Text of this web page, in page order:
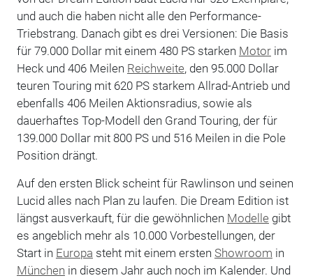
und auch die haben nicht alle den Performance-
Triebstrang. Danach gibt es drei Versionen: Die Basis
für 79.000 Dollar mit einem 480 PS starken Motorim
Heck und 406 Meilen Reichweite, den 95.000 Dollar
teuren Touring mit 620 PS starkem Allrad-Antrieb und
ebenfalls 406 Meilen Aktionsradius, sowie als
dauerhaftes Top-Modell den Grand Touring, der für
139.000 Dollar mit 800 PS und 516 Meilen in die Pole
Position drängt.
Auf den ersten Blick scheint für Rawlinson und seinen
Lucid alles nach Plan zu laufen. Die Dream Edition ist
längst ausverkauft, für die gewöhnlichen Modelle gibt
es angeblich mehr als 10.000 Vorbestellungen, der
Start in Europa steht mit einem ersten Showroom in
München in diesem Jahr auch noch im Kalender. Und